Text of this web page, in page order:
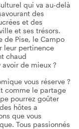
qui va au-delà
des
et des
et ses trésors.
de Pise, le Campo
leur pertinence
chaud
de mieux ?
vous réserve ?
comme le partage
pourrez goûter
hôtes a
que vous
Tous passionnés